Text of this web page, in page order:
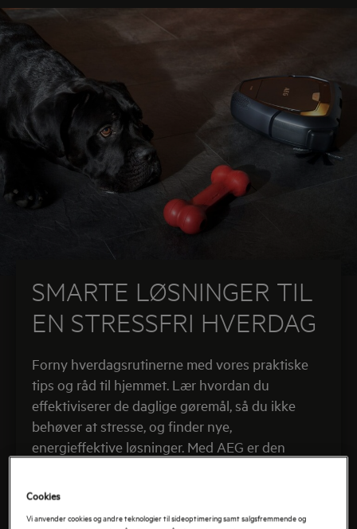
detaljerede guides som hjælper dig med at vælge
innovative produkter, som passer perfekt til netop
SMARTE LØSNINGER TIL
EN STRESSFRI HVERDAG
Forny hverdagsrutinerne med vores praktiske
tips og råd til hjemmet. Lær hvordan du
effektiviserer de daglige gøremål, så du ikke
behøver at stresse, og finder nye,
energieffektive løsninger. Med AEG er den
med uovertruffen komfort.
Se vores blog
Cookies
Vi anvender cookies og andre teknologier til sideoptimering samt salgsfremmende og